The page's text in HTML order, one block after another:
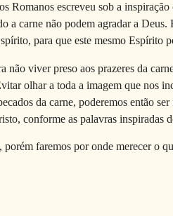
Romanos escreveu sob a
a carne não podem agradar a Deus.
para que este mesmo Espírito
não viver preso aos prazeres da
olhar a toda a imagem que nos
da carne, poderemos então
conforme as palavras inspiradas
faremos por onde merecer o